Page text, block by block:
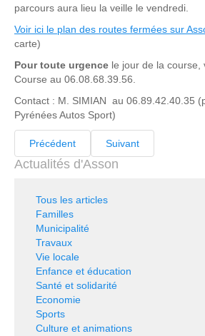
parcours aura lieu la veille le vendredi.
Voir ici le plan des routes fermées sur
carte)
Pour toute urgence le jour de la course,
Course au 06.08.68.39.56.
Contact : M. SIMIAN au 06.89.42.40.35
Pyrénées Autos Sport)
Précédent Suivant
Actualités d'Asson
Tous les articles
Familles
Municipalité
Travaux
Vie locale
Enfance et éducation
Santé et solidarité
Economie
Sports
Culture et animations